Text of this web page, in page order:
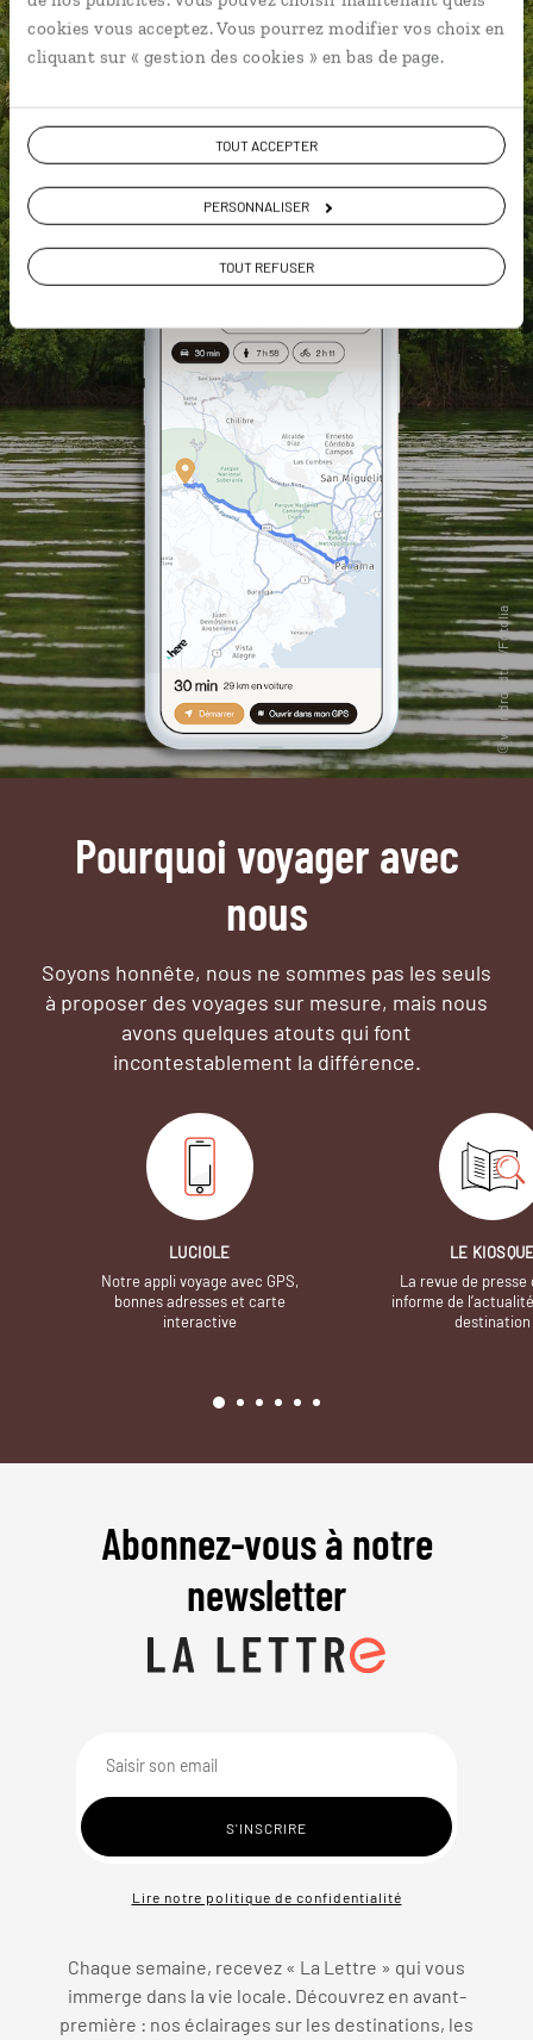
cookies vous acceptez. Vous pourrez modifier vos choix en
cliquant sur « gestion des cookies » en bas de page.
TOUT ACCEPTER
PERSONNALISER
TOUT REFUSER
L'album souvenirs à composer
vous-même
DÉCOUVRIR LUCIOLE
Pourquoi voyager avec
nous
Soyons honnête, nous ne sommes pas les seuls
à proposer des voyages sur mesure, mais nous
avons quelques atouts qui font
incontestablement la différence.
LUCIOLE
Notre appli voyage avec GPS,
bonnes adresses et carte
interactive
LE
La revue de presse
informe de
destination
Abonnez-vous à notre
newsletter
Lire notre politique de confidentialité
Chaque semaine, recevez « La Lettre » qui vous
immerge dans la vie locale. Découvrez en avant-
première : nos éclairages sur les destinations, les